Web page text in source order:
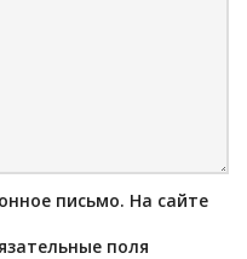
письмо. На сайте
поля